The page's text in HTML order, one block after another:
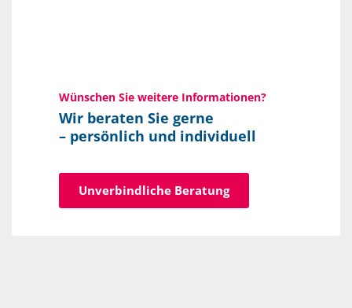
Wünschen Sie weitere Informationen?
Wir beraten Sie gerne
– persönlich und individuell
Unverbindliche Beratung